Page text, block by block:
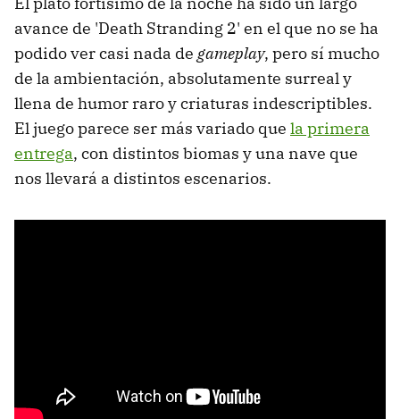
avance de 'Death Stranding 2' en el que no se ha
podido ver casi nada de gameplay, pero sí mucho
de la ambientación, absolutamente surreal y
llena de humor raro y criaturas indescriptibles.
El juego parece ser más variado que la primera
entrega, con distintos biomas y una nave que
nos llevará a distintos escenarios.